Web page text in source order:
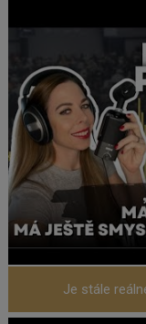
Je stále